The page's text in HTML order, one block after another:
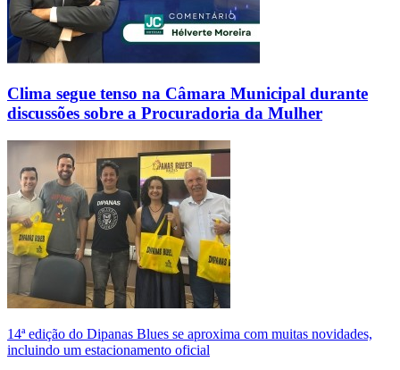
Clima segue tenso na Câmara Municipal durante
discussões sobre a Procuradoria da Mulher
14ª edição do Dipanas Blues se aproxima com muitas novidades,
incluindo um estacionamento oficial